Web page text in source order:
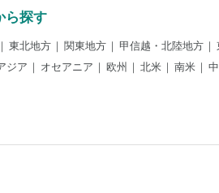
ら探す
東北地方 関東地方 甲信越・北陸地方
ジア
オセアニア 欧州 北米 南米